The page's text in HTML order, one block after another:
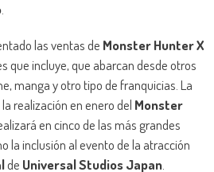
.
las ventas de Monster Hunter X
que incluye, que abarcan desde otros
manga y otro tipo de franquicias. La
realización en enero del Monster
en cinco de las más grandes
la inclusión al evento de la atracción
de Universal Studios Japan.